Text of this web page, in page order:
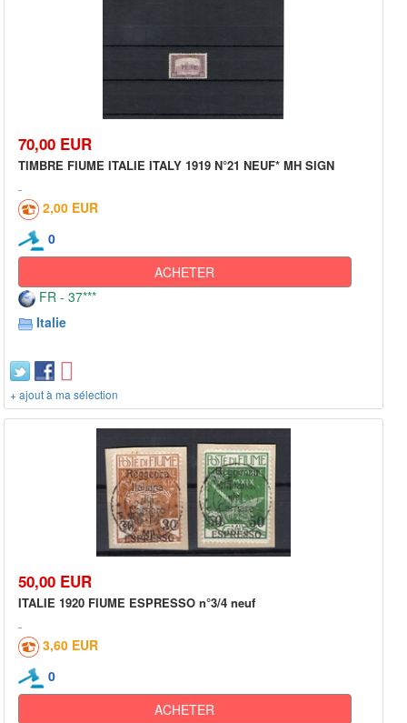
70,00 EUR
TIMBRE FIUME ITALIE ITALY 1919 N°21 NEUF* MH SIGN
2,00 EUR
0
ACHETER
FR - 37***
Italie
+ ajout à ma sélection
50,00 EUR
ITALIE 1920 FIUME ESPRESSO n°3/4 neuf
3,60 EUR
0
ACHETER